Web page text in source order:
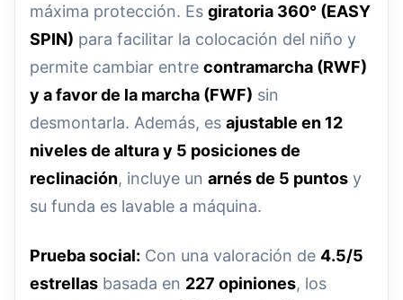
máxima protección. Es giratoria 360° (EASY
SPIN) para facilitar la colocación del niño y
permite cambiar entre contramarcha (RWF)
y a favor de la marcha (FWF) sin
desmontarla. Además, es ajustable en 12
niveles de altura y 5 posiciones de
reclinación, incluye un arnés de 5 puntos y
su funda es lavable a máquina.
Prueba social: Con una valoración de 4.5/5
estrellas basada en 227 opiniones, los